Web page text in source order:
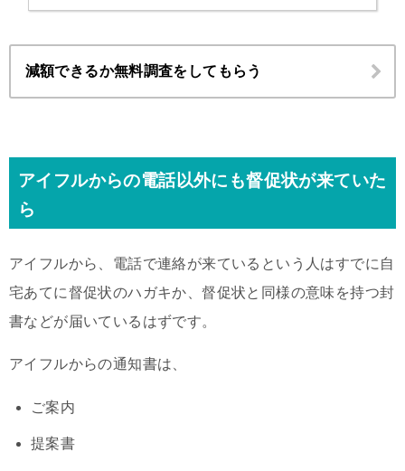
減額できるか無料調査をしてもらう
アイフルからの電話以外にも督促状が来ていた
ら
アイフルから、電話で連絡が来ているという人はすでに自
宅あてに督促状のハガキか、督促状と同様の意味を持つ封
書などが届いているはずです。
アイフルからの通知書は、
ご案内
提案書